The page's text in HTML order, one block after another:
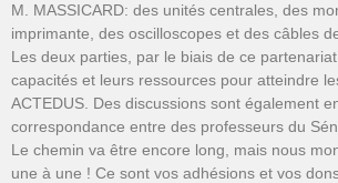
M. MASSICARD: des unités centrales, des
imprimante, des oscilloscopes et des câbles
Les deux parties, par le biais de ce
capacités et leurs ressources pour atteindre
ACTEDUS. Des discussions sont également
correspondance entre des professeurs du
Le chemin va être encore long, mais nous
une à une ! Ce sont vos adhésions et vos